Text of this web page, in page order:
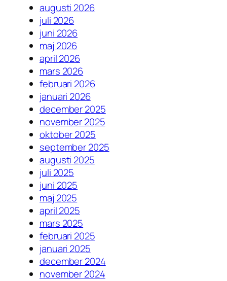
augusti 2026
juli 2026
juni 2026
maj 2026
april 2026
mars 2026
februari 2026
januari 2026
december 2025
november 2025
oktober 2025
september 2025
augusti 2025
juli 2025
juni 2025
maj 2025
april 2025
mars 2025
februari 2025
januari 2025
december 2024
november 2024